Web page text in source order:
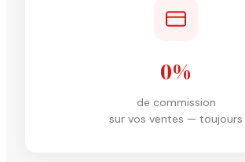
0%
de commission
sur vos ventes — toujours